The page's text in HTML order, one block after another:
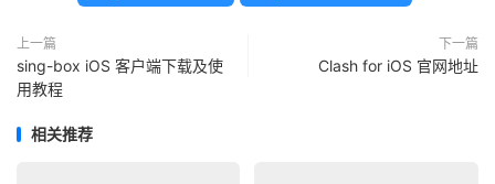
上一篇
sing-box iOS 客户端下载及使
用教程
下一篇
Clash for iOS 官网地址
相关推荐